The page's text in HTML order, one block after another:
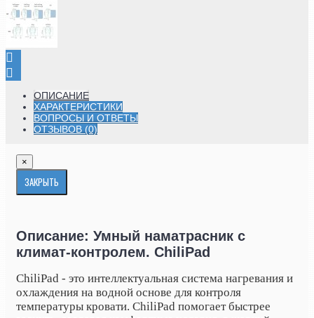
ОПИСАНИЕ
ХАРАКТЕРИСТИКИ
ВОПРОСЫ И ОТВЕТЫ
ОТЗЫВОВ (0)
×
ЗАКРЫТЬ
Описание: Умный наматрасник с
климат-контролем. ChiliPad
ChiliPad - это интеллектуальная система нагревания и
охлаждения на водной основе для контроля
температуры кровати. ChiliPad помогает быстрее